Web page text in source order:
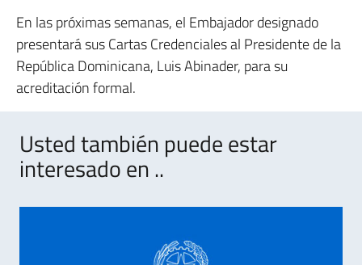
En las próximas semanas, el Embajador designado
presentará sus Cartas Credenciales al Presidente de la
República Dominicana, Luis Abinader, para su
acreditación formal.
Usted también puede estar
interesado en ..